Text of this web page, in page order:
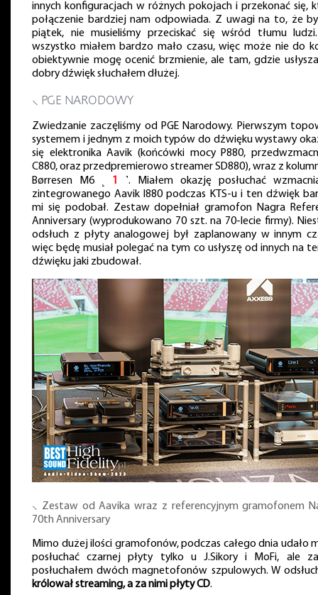
innych konfiguracjach w różnych pokojach i przekonać się,
połączenie bardziej nam odpowiada. Z uwagi na to, że
piątek, nie musieliśmy przeciskać się wśród tłumu
wszystko miałem bardzo mało czasu, więc może nie do
obiektywnie mogę ocenić brzmienie, ale tam, gdzie
dobry dźwięk słuchałem dłużej.
⸜ PGE NARODOWY
Zwiedzanie zaczęliśmy od PGE Narodowy. Pierwszym
systemem i jednym z moich typów do dźwięku wystawy
się elektronika Aavik (końcówki mocy P880,
C880, oraz przedpremierowo streamer SD880), wraz z
Børresen M6 ˻ 1
˺. Miałem okazję posłuchać
zintegrowanego Aavik I880 podczas KTS-u i ten dźwięk
mi się podobał. Zestaw dopełniał gramofon Nagra
Anniversary (wyprodukowano 70 szt. na 70-lecie firmy).
odsłuch z płyty analogowej był zaplanowany w innym
więc będę musiał polegać na tym co usłyszę od innych na
dźwięku jaki zbudował.
⸜ Zestaw od Aavika wraz z referencyjnym gramofonem
70th Anniversary
Mimo dużej ilości gramofonów, podczas całego dnia udało
posłuchać czarnej płyty tylko u J.Sikory i MoFi, ale
posłuchałem dwóch magnetofonów szpulowych. W
królował streaming, a za nimi płyty CD.